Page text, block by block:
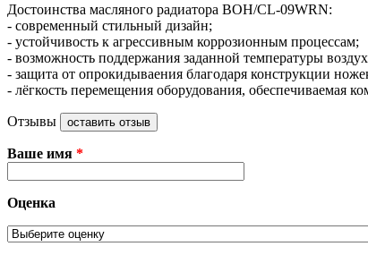
Достоинства масляного радиатора BOH/CL-09WRN:
- современный стильный дизайн;
- устойчивость к агрессивным коррозионным процессам;
- возможность поддержания заданной температуры
- защита от опрокидываения благодаря конструкции
- лёгкость перемещения оборудования, обеспечиваемая
Отзывы оставить отзыв
Ваше имя *
Оценка